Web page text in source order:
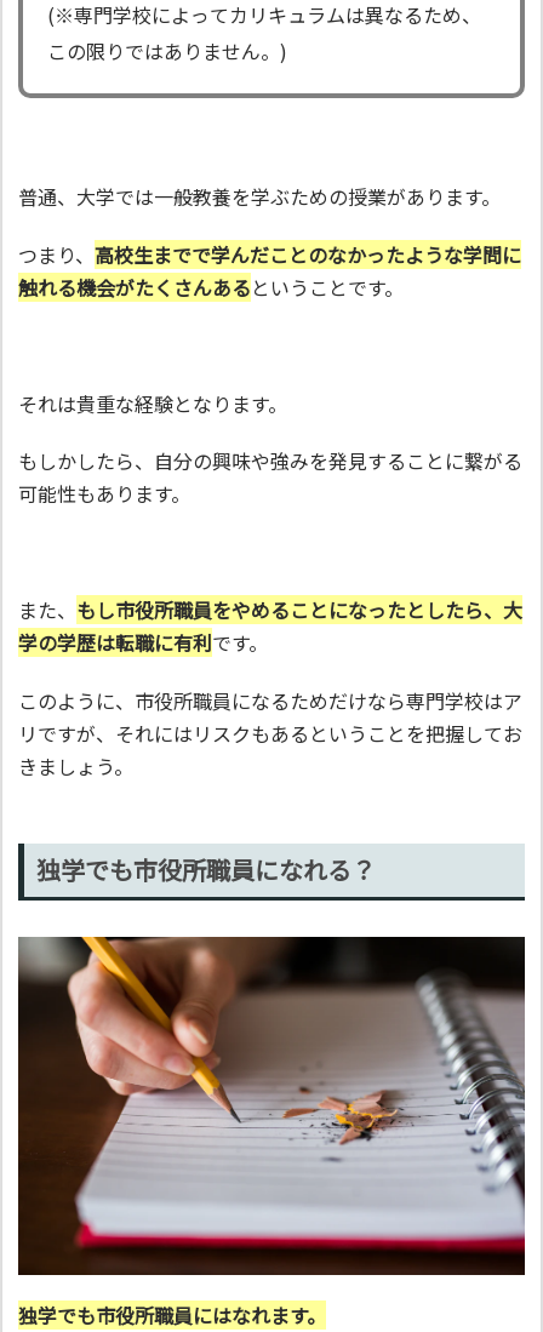
(※専門学校によってカリキュラムは異なるため、
この限りではありません。)
普通、大学では一般教養を学ぶための授業があります。
つまり、 高校生までで学んだことのなかったような学問に
触れる機会がたくさんあるということです。
それは貴重な経験となります。
もしかしたら、自分の興味や強みを発見することに繋がる
可能性もあります。
また、 もし市役所職員をやめることになったとしたら、大
学の学歴は転職に有利です。
このように、市役所職員になるためだけなら専門学校はア
リですが、それにはリスクもあるということを把握してお
きましょう。
独学でも市役所職員になれる？
独学でも市役所職員にはなれます。